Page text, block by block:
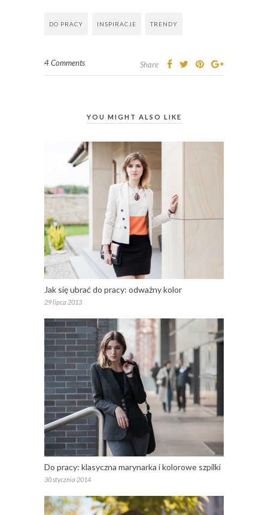
DO PRACY INSPIRACJE TRENDY
4 Comments Share
YOU MIGHT ALSO LIKE
Jak się ubrać do pracy: odważny kolor
29 lipca 2013
Do pracy: klasyczna marynarka i kolorowe szpilki
30 stycznia 2014